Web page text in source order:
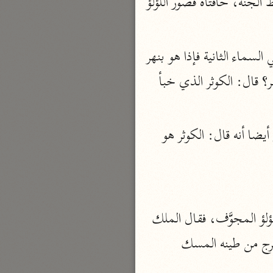
نحو مجلد
السعدي (١٣٧٦ هـ)
نحو ٤ مجلدات
نحو ٣ مجلدات
تفسير القرآن الكريم
ابن عثيمين (١٤٢١ هـ)
وعن أنس بن مالك أنه قال: لما أسري برسول الله ﷺ مضى به جبريل عليهما السلام في السماء الثانية فإذا هو بنهر
عليه قصر من اللؤلؤ والزبرجد فذهب ليشم ترابه فإذا هو مسك. قال: يا جبريل، ما هذا النُهْر؟ قال: الكوثر الذي خبأ
وقال ابن جبير: النهر الذي في الجنة هو من الخير الذي أعطاه الله إياه. وعن ابن عباس أيضا أنه قال: الكوثر هو
من طينه المسك